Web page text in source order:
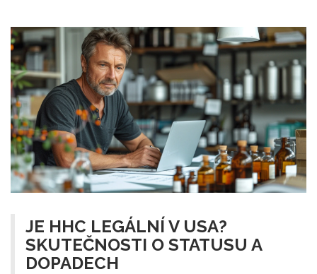
JE HHC LEGÁLNÍ V USA?
SKUTEČNOSTI O STATUSU A
DOPADECH